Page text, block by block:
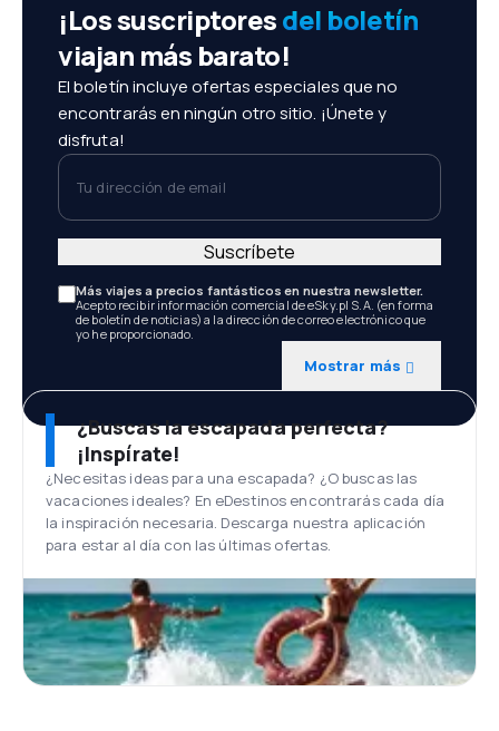
¡Los suscriptoresdel boletín
viajan más barato!
El boletín incluye ofertas especiales que no
encontrarás en ningún otro sitio. ¡Únete y
disfruta!
Tu dirección de email
Más viajes a precios fantásticos en nuestra newsletter.
Acepto recibir información comercial de eSky.pl S.A. (en forma
de boletín de noticias) a la dirección de correo electrónico que
yo he proporcionado.
Mostrar más
Suscríbete
¿Buscas la escapada perfecta?
¡Inspírate!
¿Necesitas ideas para una escapada? ¿O buscas las
vacaciones ideales? En eDestinos encontrarás cada día
la inspiración necesaria. Descarga nuestra aplicación
para estar al día con las últimas ofertas.